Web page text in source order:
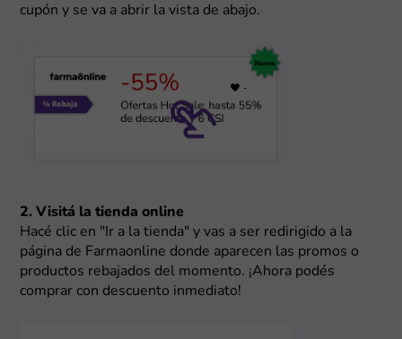
cupón y se va a abrir la vista de abajo.
2. Visitá la tienda online
Hacé clic en "Ir a la tienda" y vas a ser redirigido a la
página de Farmaonline donde aparecen las promos o
productos rebajados del momento. ¡Ahora podés
comprar con descuento inmediato!